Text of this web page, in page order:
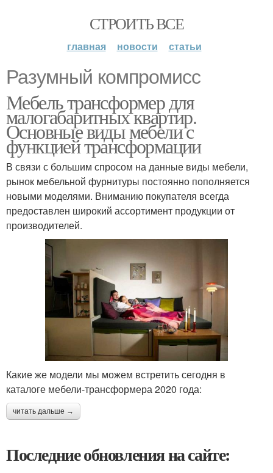
СТРОИТЬ ВСЕ
главная новости статьи
Разумный компромисс
Мебель трансформер для
малогабаритных квартир.
Основные виды мебели с
функцией трансформации
В связи с большим спросом на данные виды мебели,
рынок мебельной фурнитуры постоянно пополняется
новыми моделями. Вниманию покупателя всегда
предоставлен широкий ассортимент продукции от
производителей.
Какие же модели мы можем встретить сегодня в
каталоге мебели-трансформера 2020 года:
читать дальше →
Последние обновления на сайте: